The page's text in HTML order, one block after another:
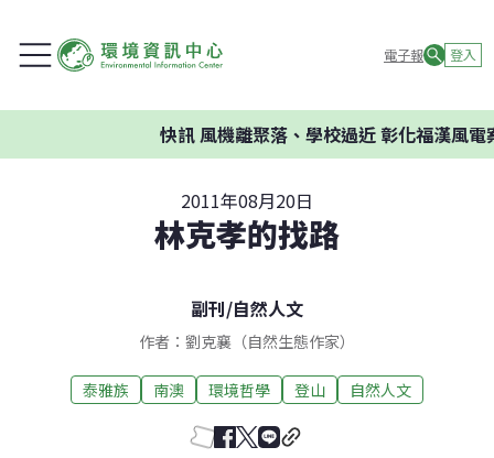
電子報 登入
快訊風機離聚落、學校過近 彰化福漢風電案
2011年08月20日
林克孝的找路
副刊/自然人文
作者：劉克襄（自然生態作家）
泰雅族 南澳 環境哲學 登山 自然人文